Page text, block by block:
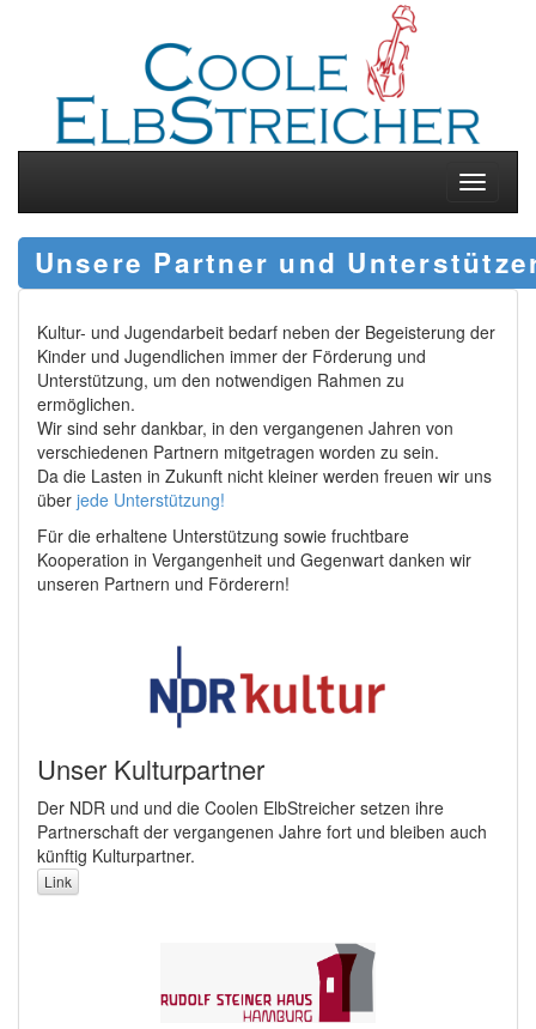
Toggle
Unsere Partner und
Kultur- und Jugendarbeit bedarf neben der Begeisterung der
Kinder und Jugendlichen immer der Förderung und
Unterstützung, um den notwendigen Rahmen zu
ermöglichen.
Wir sind sehr dankbar, in den vergangenen Jahren von
verschiedenen Partnern mitgetragen worden zu sein.
Da die Lasten in Zukunft nicht kleiner werden freuen wir uns
über jede Unterstützung!
Für die erhaltene Unterstützung sowie fruchtbare
Kooperation in Vergangenheit und Gegenwart danken wir
unseren Partnern und Förderern!
Unser Kulturpartner
Der NDR und und die Coolen ElbStreicher setzen ihre
Partnerschaft der vergangenen Jahre fort und bleiben auch
künftig Kulturpartner.
Link